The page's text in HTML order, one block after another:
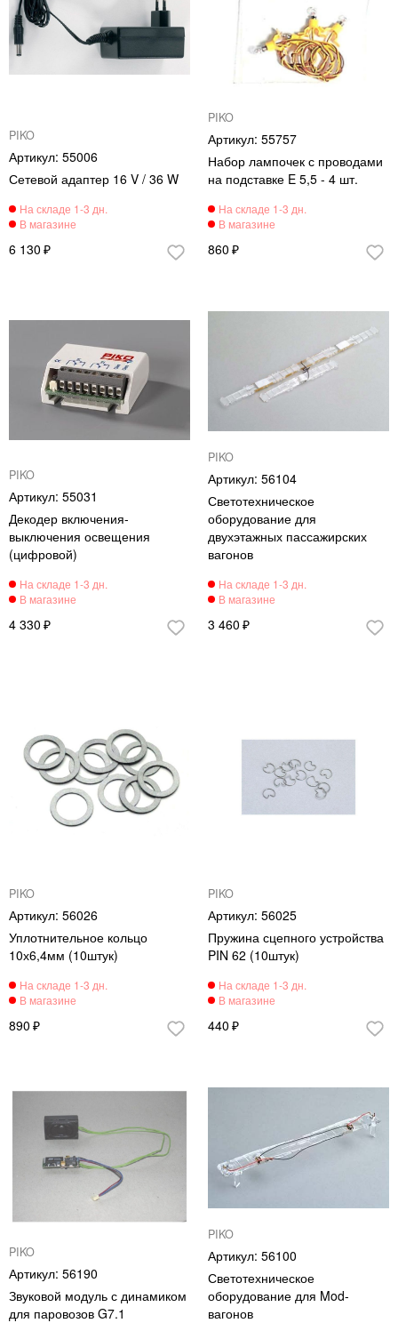
PIKO
55006
Сетевой адаптер 16 V / 36 W
6 130
PIKO
55757
Набор лампочек с проводами
на подставке E 5,5 - 4 шт.
860
PIKO
55031
Декодер включения-
выключения освещения
(цифровой)
4 330
PIKO
56104
Светотехническое
оборудование для
двухэтажных пассажирских
вагонов
3 460
PIKO
56026
Уплотнительное кольцо
10х6,4мм (10штук)
890
PIKO
56025
Пружина сцепного устройства
PIN 62 (10штук)
440
PIKO
56190
Звуковой модуль с динамиком
для паровозов G7.1
PIKO
56100
Светотехническое
оборудование для Mod-
вагонов